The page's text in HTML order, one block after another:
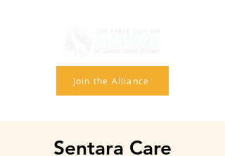
Join the Alliance
Sentara Care